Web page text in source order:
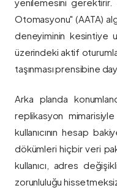
Otomasyonu" (AATA)
deneyiminin kesintiye
üzerindeki aktif
taşınması prensibine
Arka planda
replikasyon
kullanıcının hesap
dökümleri hiçbir veri
kullanıcı, adres
zorunluluğu